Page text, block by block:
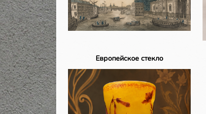
Европейское стекло